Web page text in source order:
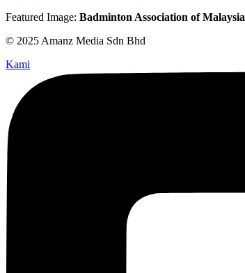
Featured Image: Badminton Association of Malaysia
© 2025 Amanz Media Sdn Bhd
Kami